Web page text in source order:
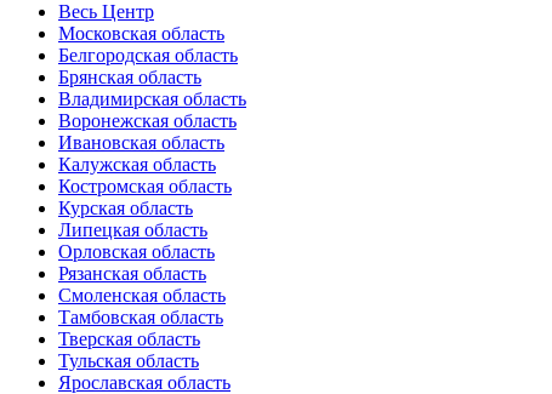
Весь Центр
Московская область
Белгородская область
Брянская область
Владимирская область
Воронежская область
Ивановская область
Калужская область
Костромская область
Курская область
Липецкая область
Орловская область
Рязанская область
Смоленская область
Тамбовская область
Тверская область
Тульская область
Ярославская область